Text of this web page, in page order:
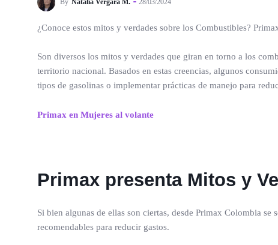
¿Conoce estos mitos y verdades sobre los Combustibles?
Son diversos los mitos y verdades que giran en torno a los
territorio nacional. Basados en estas creencias, algunos
tipos de gasolinas o implementar prácticas de manejo para
Primax en Mujeres al volante
Primax presenta Mitos y
Si bien algunas de ellas son ciertas, desde Primax Colombia
recomendables para reducir gastos.